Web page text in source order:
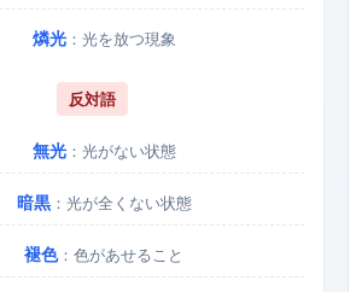
燐光：光を放つ現象
反対語
無光：光がない状態
暗黒：光が全くない状態
褪色：色があせること